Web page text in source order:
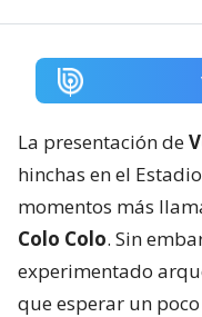
La presentación de
hinchas en el
momentos más
Colo Colo. Sin
experimentado
que esperar un